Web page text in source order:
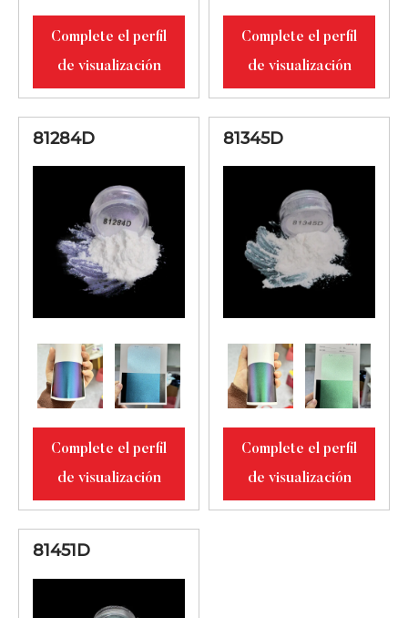
Complete el perfil
de visualización
Complete el perfil
de visualización
81284D
Complete el perfil
de visualización
81345D
Complete el perfil
de visualización
81451D